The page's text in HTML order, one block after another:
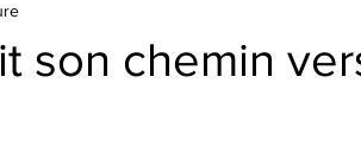
son chemin